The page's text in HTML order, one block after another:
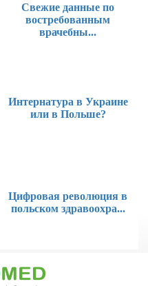
Свежие данные по
востребованным
врачебны...
Интернатура в Украине
или в Польше?
Цифровая революция в
польском здравоохра...